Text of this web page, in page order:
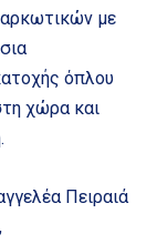
με
όπλου
χώρα και
Πειραιά